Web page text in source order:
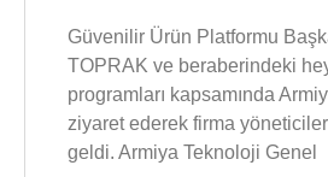
Güvenilir Ürün Platformu
TOPRAK ve beraberindeki
programları kapsamında
ziyaret ederek firma
geldi. Armiya Teknoloji Genel